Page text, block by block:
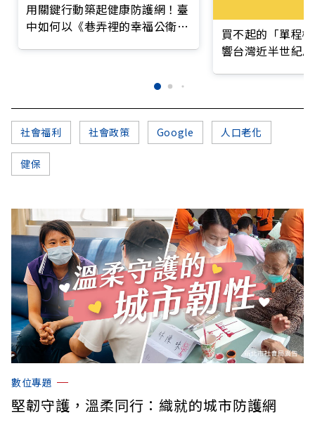
用關鍵行動築起健康防護網！臺
中如何以《巷弄裡的幸福公衛》
買不起的「單程
響台灣近半世紀
社會福利 社會政策 Google 人口老化
健保
數位專題
堅韌守護，溫柔同行：織就的城市防護網